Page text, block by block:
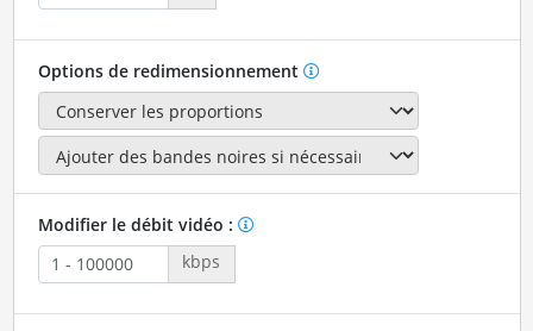
Options de redimensionnement
Modifier le débit vidéo :
kbps